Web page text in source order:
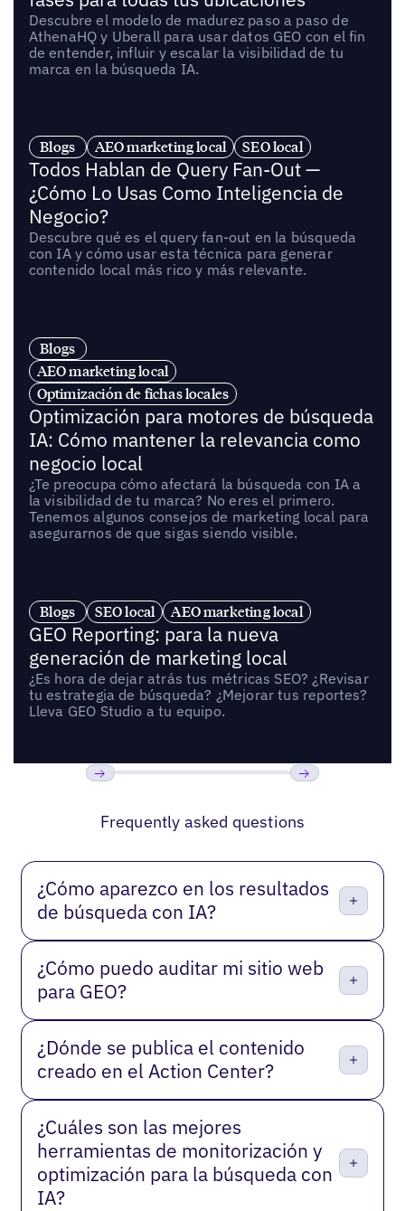
Descubre el modelo de madurez paso a paso de
AthenaHQ y Uberall para usar datos GEO con el fin
de entender, influir y escalar la visibilidad de tu
marca en la búsqueda IA.
Blogs AEO marketing local SEO local
Todos Hablan de Query Fan-Out —
¿Cómo Lo Usas Como Inteligencia de
Negocio?
Descubre qué es el query fan-out en la búsqueda
con IA y cómo usar esta técnica para generar
contenido local más rico y más relevante.
Blogs
AEO marketing local
Optimización de fichas locales
Optimización para motores de búsqueda
IA: Cómo mantener la relevancia como
negocio local
¿Te preocupa cómo afectará la búsqueda con IA a
la visibilidad de tu marca? No eres el primero.
Tenemos algunos consejos de marketing local para
asegurarnos de que sigas siendo visible.
Blogs SEO local AEO marketing local
GEO Reporting: para la nueva
generación de marketing local
¿Es hora de dejar atrás tus métricas SEO? ¿Revisar
tu estrategia de búsqueda? ¿Mejorar tus reportes?
Lleva GEO Studio a tu equipo.
Frequently asked questions
¿Cómo aparezco en los resultados
de búsqueda con IA?
¿Cómo puedo auditar mi sitio web
para GEO?
¿Dónde se publica el contenido
creado en el Action Center?
¿Cuáles son las mejores
herramientas de monitorización y
optimización para la búsqueda con
IA?